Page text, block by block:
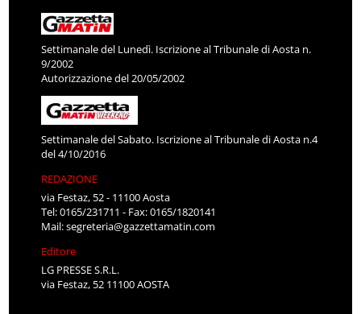
Settimanale del Lunedì. Iscrizione al Tribunale di Aosta n.
9/2002
Autorizzazione del 20/05/2002
Settimanale del Sabato. Iscrizione al Tribunale di Aosta n.4
del 4/10/2016
REDAZIONE
via Festaz, 52 - 11100 Aosta
Tel: 0165/231711 - Fax: 0165/1820141
Mail:segreteria@gazzettamatin.com
Editore
LG PRESSE S.R.L.
via Festaz, 52 11100 AOSTA